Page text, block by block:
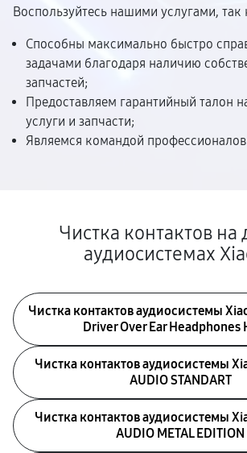
Воспользуйтесь нашими услугами, так
Способны максимально быстро
задачами благодаря наличию
запчастей;
Предоставляем гарантийный талон
услуги и запчасти;
Являемся командой
Чистка контактов на
аудиосистемах
Чистка контактов аудиосистемы
Driver Over Ear Headphones
Чистка контактов аудиосистемы
AUDIO STANDART
Чистка контактов аудиосистемы
AUDIO METAL EDITION